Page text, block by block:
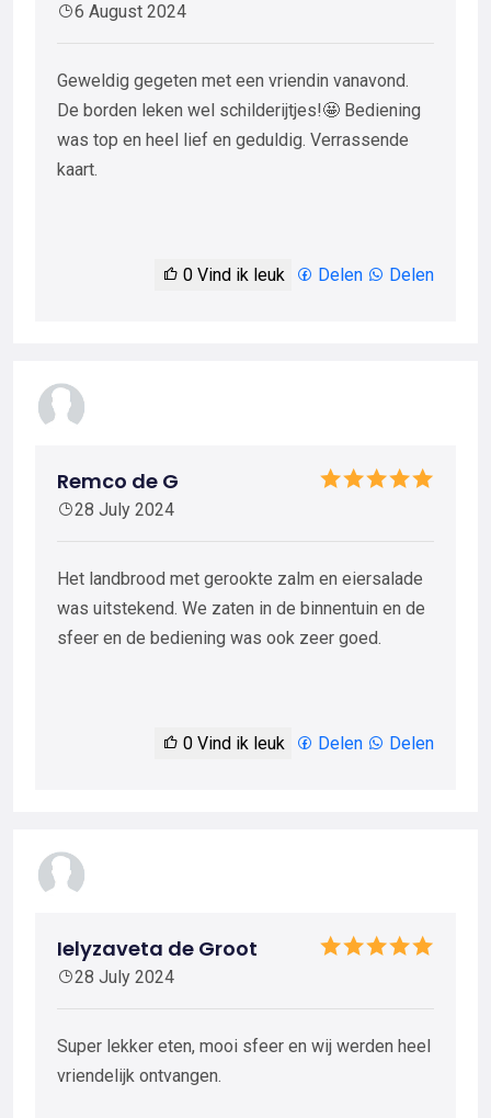
6 August 2024
Geweldig gegeten met een vriendin vanavond.
De borden leken wel schilderijtjes!🤩 Bediening
was top en heel lief en geduldig. Verrassende
kaart.
0 Vind ik leuk Delen Delen
Remco de G
28 July 2024
Het landbrood met gerookte zalm en eiersalade
was uitstekend. We zaten in de binnentuin en de
sfeer en de bediening was ook zeer goed.
0 Vind ik leuk Delen Delen
Ielyzaveta de Groot
28 July 2024
Super lekker eten, mooi sfeer en wij werden heel
vriendelijk ontvangen.